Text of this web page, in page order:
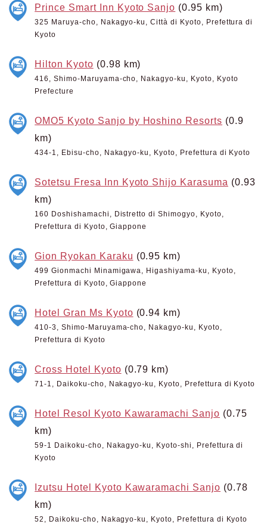
Prince Smart Inn Kyoto Sanjo (0.95 km)
325 Maruya-cho, Nakagyo-ku, Città di Kyoto, Prefettura di
Kyoto
Hilton Kyoto (0.98 km)
416, Shimo-Maruyama-cho, Nakagyo-ku, Kyoto, Kyoto
Prefecture
OMO5 Kyoto Sanjo by Hoshino Resorts (0.9
km)
434-1, Ebisu-cho, Nakagyo-ku, Kyoto, Prefettura di Kyoto
Sotetsu Fresa Inn Kyoto Shijo Karasuma (0.93
km)
160 Doshishamachi, Distretto di Shimogyo, Kyoto,
Prefettura di Kyoto, Giappone
Gion Ryokan Karaku (0.95 km)
499 Gionmachi Minamigawa, Higashiyama-ku, Kyoto,
Prefettura di Kyoto, Giappone
Hotel Gran Ms Kyoto (0.94 km)
410-3, Shimo-Maruyama-cho, Nakagyo-ku, Kyoto,
Prefettura di Kyoto
Cross Hotel Kyoto (0.79 km)
71-1, Daikoku-cho, Nakagyo-ku, Kyoto, Prefettura di Kyoto
Hotel Resol Kyoto Kawaramachi Sanjo (0.75
km)
59-1 Daikoku-cho, Nakagyo-ku, Kyoto-shi, Prefettura di
Kyoto
Izutsu Hotel Kyoto Kawaramachi Sanjo (0.78
km)
52, Daikoku-cho, Nakagyo-ku, Kyoto, Prefettura di Kyoto